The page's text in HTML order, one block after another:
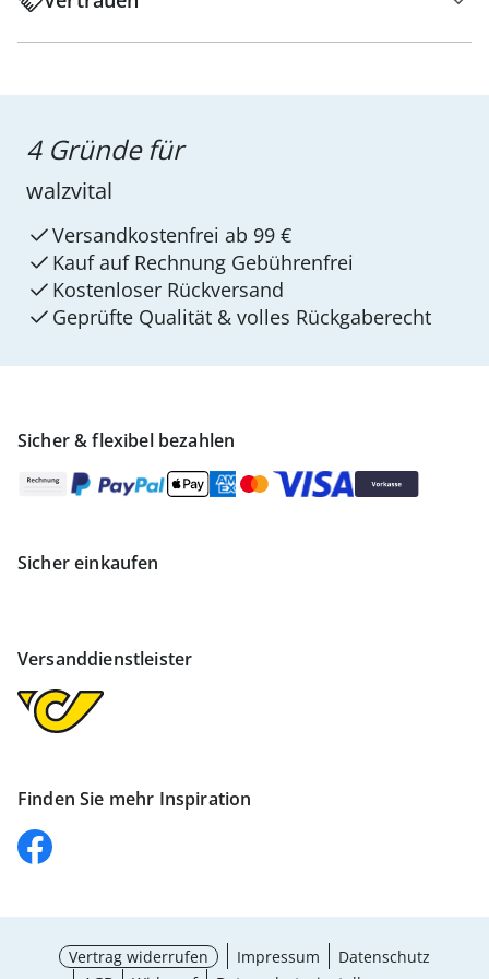
Sicher & flexibel bezahlen
Sicher einkaufen
Versanddienstleister
Finden Sie mehr Inspiration
4 Gründe für
walzvital
Versandkostenfrei ab 99 €
Kauf auf Rechnung Gebührenfrei
Kostenloser Rückversand
Geprüfte Qualität & volles Rückgaberecht
Vertrag widerrufen Impressum
Datenschutz